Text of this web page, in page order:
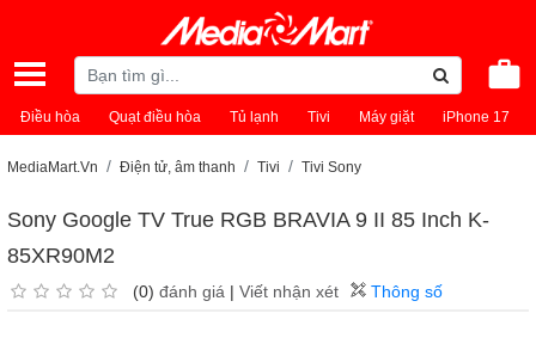
Điều hòa Quạt điều hòa Tủ lạnh Tivi Máy giặt iPhone 17
MediaMart.Vn Điện tử, âm thanh Tivi Tivi Sony
Sony Google TV True RGB BRAVIA 9 II 85 Inch K-
85XR90M2
(0) đánh giá | Viết nhận xét Thông số